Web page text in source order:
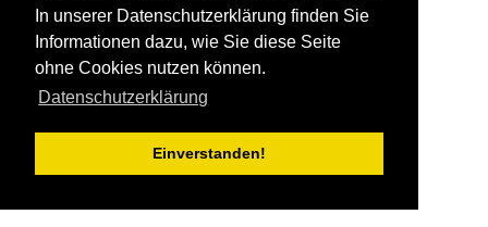
In unserer Datenschutzerklärung finden Sie
Informationen dazu, wie Sie diese Seite
ohne Cookies nutzen können.
Datenschutzerklärung
Einverstanden!